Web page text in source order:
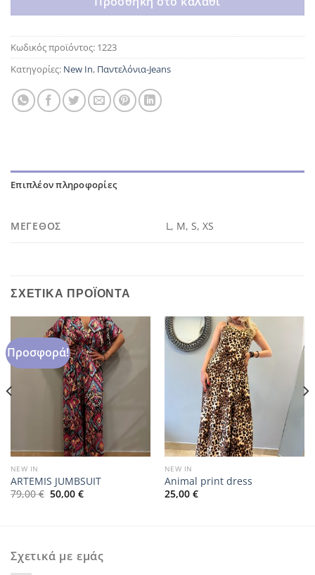
Κωδικός προϊόντος: 1223
Κατηγορίες: New In, Παντελόνια-Jeans
Επιπλέον πληροφορίες
ΜΈΓΕΘΟΣ L, M, S, XS
ΣΧΕΤΙΚΆ ΠΡΟΪΌΝΤΑ
Προσφορά!
NEW IN
ARTEMIS JUMBSUIT
79,00€ Original
price
50,00 €Η
NEW IN
Animal print dress
25,00 €
Σχετικά με εμάς